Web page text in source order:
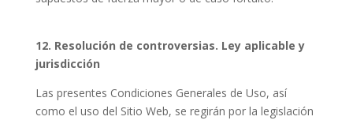
12. Resolución de controversias. Ley aplicable y
jurisdicción
Las presentes Condiciones Generales de Uso, así
como el uso del Sitio Web, se regirán por la legislación